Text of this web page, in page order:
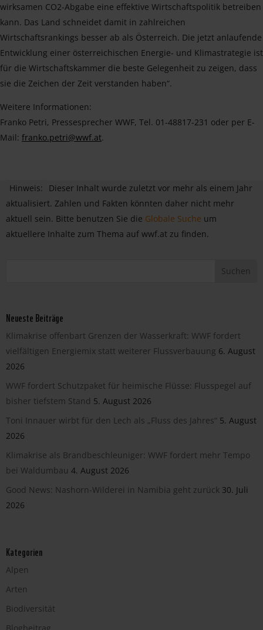
wirksamen CO2-Abgabe eine effektive Wirtschaftspolitik betreiben
kann. Das Land schneidet damit in zahlreichen
Wirtschaftsrankings besser ab als Österreich. Die jetzt anlaufende
Entwicklung einer österreichischen Energie- und Klimastrategie ist
für die Wirtschaftskammer die beste Gelegenheit zu zeigen, dass
sie die Zeichen der Zeit verstanden haben“.
Weitere Informationen:
Franko Petri, Pressesprecher WWF, Tel. 01-48817-231 oder per E-
Mail: franko.petri@wwf.at.
Hinweis:
Dieser Inhalt wurde zuletzt vor mehr als einem Jahr
aktualisiert. Zahlen und Fakten könnten daher nicht mehr
aktuell sein. Bitte benutzen Sie die Globale Suche um
aktuellere Inhalte zum Thema auf wwf.at zu finden.
Neueste Beiträge
Klimakrise offenbart Grenzen der Wasserkraft: WWF fordert
vielfältigen Energiemix statt weiterer Flussverbauung 6. August
2026
WWF fordert Schutzpaket für heimische Flüsse: Flusspegel auf
bisher tiefstem Stand 5. August 2026
Toni Innauer wirbt für den Lech als „Fluss des Jahres“ 5. August
2026
Klimakrise als Brandbeschleuniger: WWF fordert mehr Tempo
bei Waldumbau 4. August 2026
Good News: Nashorn-Wilderei in Namibia geht zurück 30. Juli
2026
Kategorien
Alpen
Arten
Biodiversität